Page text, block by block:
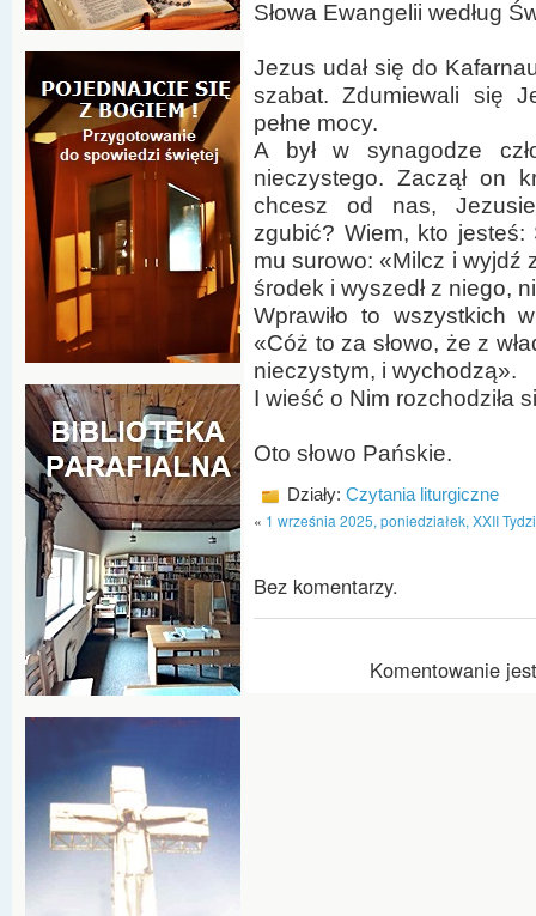
Słowa Ewangelii według
Jezus udał się do
szabat. Zdumiewali się
pełne mocy.
A był w synagodze
nieczystego. Zaczął on
chcesz od nas, Jezusie
zgubić? Wiem, kto jesteś:
mu surowo: «Milcz i wyjdź
środek i wyszedł z niego,
Wprawiło to wszystkich
«Cóż to za słowo, że z
nieczystym, i wychodzą».
I wieść o Nim rozchodziła
Oto słowo Pańskie.
Działy: Czytania liturgiczne
« 1 września 2025, poniedziałek, XXII
Bez komentarzy.
Komentowanie